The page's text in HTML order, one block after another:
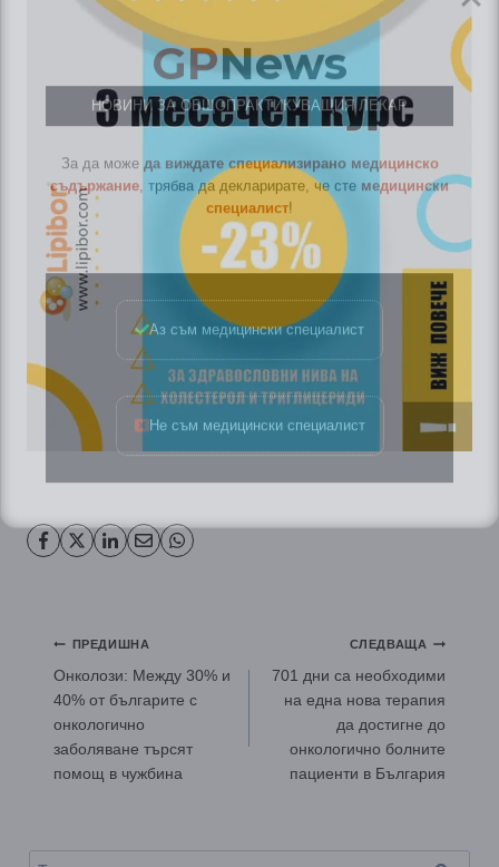
Навигация
ПРЕДИШНА
Онколози: Между 30% и
40% от българите с
онкологично
заболяване търсят
помощ в чужбина
СЛЕДВАЩА
701 дни са необходими
на една нова терапия
да достигне до
онкологично болните
пациенти в България
Търсене
GPNews
НОВИНИ ЗА ОБЩОПРАКТИКУВАЩИЯ ЛЕКАР
За да можеда виждате специализирано медицинско
специалист!
Аз съм медицински специалист
Не съм медицински специалист